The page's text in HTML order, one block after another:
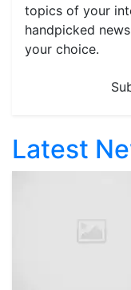
topics of your
handpicked
your choice.
Latest